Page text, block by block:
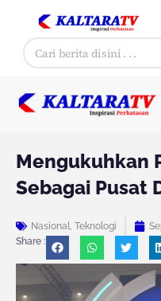
contentSearch
Mengukuhkan
Sebagai Pusat
Nasional, Teknologi
Share :